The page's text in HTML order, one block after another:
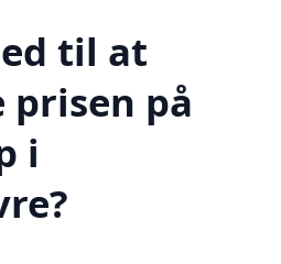
til at
prisen på
i